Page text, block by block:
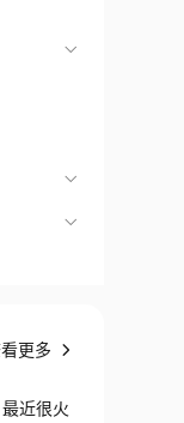
更多
近很火